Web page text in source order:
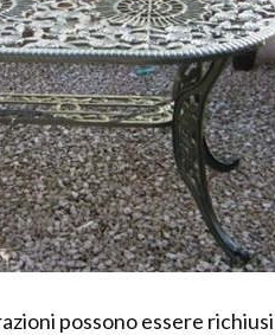
possono essere richiusi